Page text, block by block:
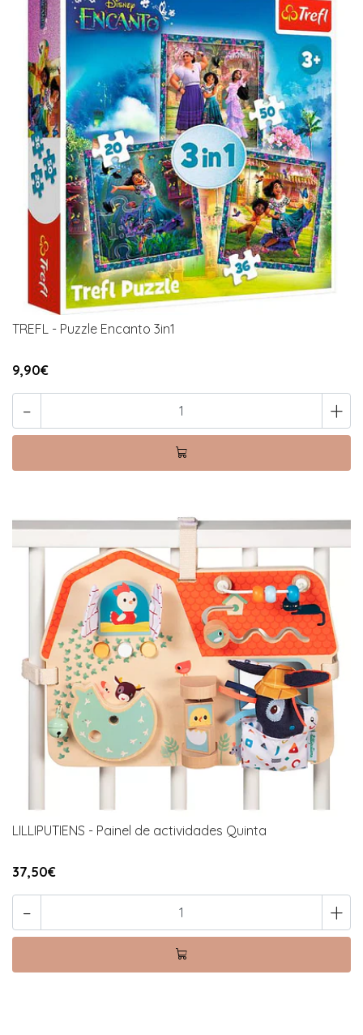
TREFL - Puzzle Encanto 3in1
9,90€
- +
LILLIPUTIENS - Painel de actividades Quinta
37,50€
- +